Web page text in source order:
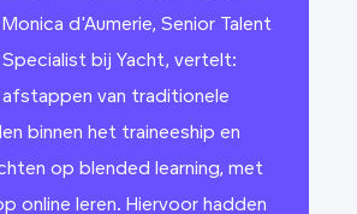
d'Aumerie, Senior Talent
bij Yacht, vertelt:
afstappen van traditionele
binnen het traineeship en
op blended learning, met
online leren. Hiervoor hadden